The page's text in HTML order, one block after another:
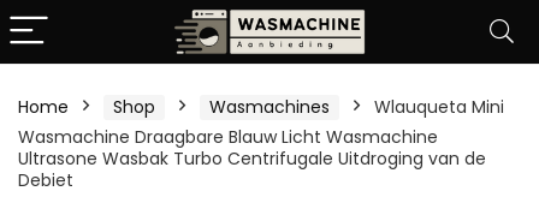
Home Shop Wasmachines
Wlauqueta Mini
Wasmachine Draagbare Blauw Licht Wasmachine
Ultrasone Wasbak Turbo Centrifugale Uitdroging van de
Debiet